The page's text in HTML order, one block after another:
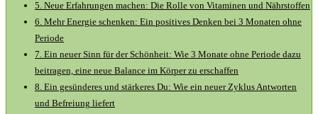
5. Neue Erfahrungen machen: Die Rolle von Vitaminen und Nährstoffen
6. Mehr Energie schenken: Ein positives Denken bei 3 Monaten ohne
Periode
7. Ein neuer Sinn für der Schönheit: Wie 3 Monate ohne Periode dazu
beitragen, eine neue Balance im Körper zu erschaffen
8. Ein gesünderes und stärkeres Du: Wie ein neuer Zyklus Antworten
und Befreiung liefert